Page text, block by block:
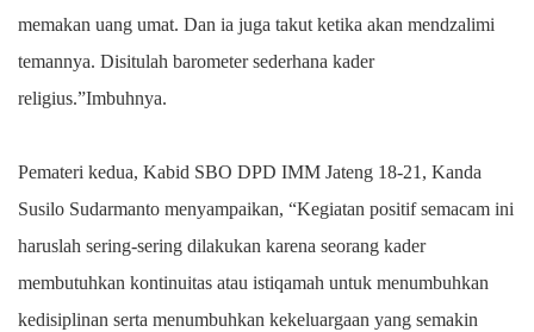
memakan uang umat. Dan ia juga takut ketika akan mendzalimi
temannya. Disitulah barometer sederhana kader
religius.”Imbuhnya.
Pemateri kedua, Kabid SBO DPD IMM Jateng 18-21, Kanda
Susilo Sudarmanto menyampaikan, “Kegiatan positif semacam ini
haruslah sering-sering dilakukan karena seorang kader
membutuhkan kontinuitas atau istiqamah untuk menumbuhkan
kedisiplinan serta menumbuhkan kekeluargaan yang semakin